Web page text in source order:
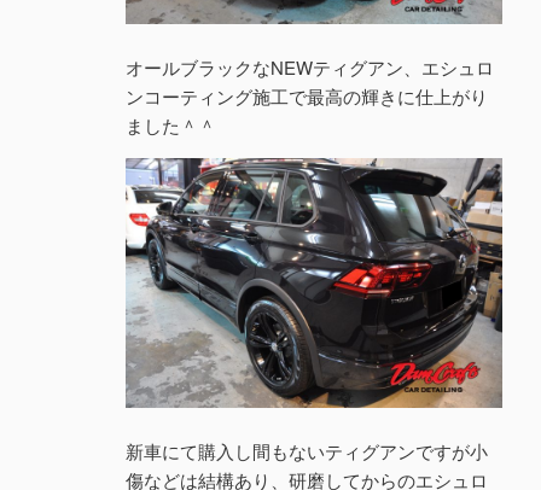
オールブラックなNEWティグアン、エシュロ
ンコーティング施工で最高の輝きに仕上がり
ました＾＾
新車にて購入し間もないティグアンですが小
傷などは結構あり、研磨してからのエシュロ